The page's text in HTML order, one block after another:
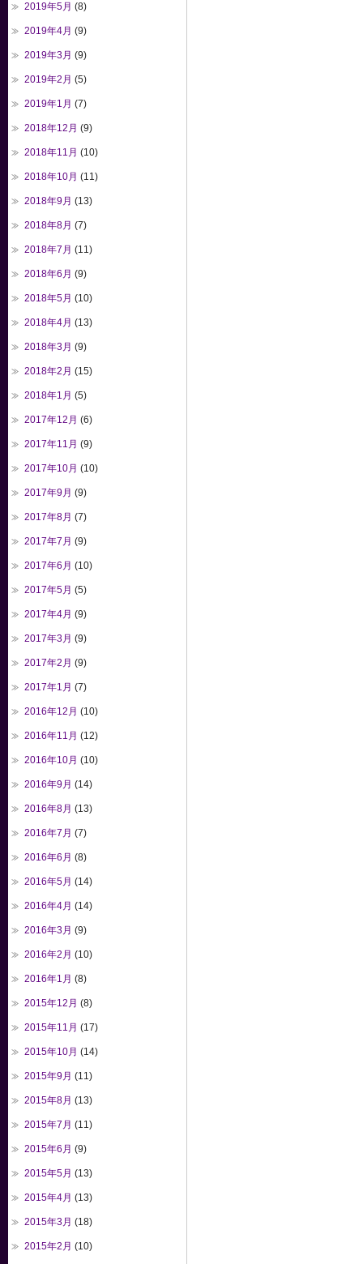
2019年5月 (8)
2019年4月 (9)
2019年3月 (9)
2019年2月 (5)
2019年1月 (7)
2018年12月 (9)
2018年11月 (10)
2018年10月 (11)
2018年9月 (13)
2018年8月 (7)
2018年7月 (11)
2018年6月 (9)
2018年5月 (10)
2018年4月 (13)
2018年3月 (9)
2018年2月 (15)
2018年1月 (5)
2017年12月 (6)
2017年11月 (9)
2017年10月 (10)
2017年9月 (9)
2017年8月 (7)
2017年7月 (9)
2017年6月 (10)
2017年5月 (5)
2017年4月 (9)
2017年3月 (9)
2017年2月 (9)
2017年1月 (7)
2016年12月 (10)
2016年11月 (12)
2016年10月 (10)
2016年9月 (14)
2016年8月 (13)
2016年7月 (7)
2016年6月 (8)
2016年5月 (14)
2016年4月 (14)
2016年3月 (9)
2016年2月 (10)
2016年1月 (8)
2015年12月 (8)
2015年11月 (17)
2015年10月 (14)
2015年9月 (11)
2015年8月 (13)
2015年7月 (11)
2015年6月 (9)
2015年5月 (13)
2015年4月 (13)
2015年3月 (18)
2015年2月 (10)